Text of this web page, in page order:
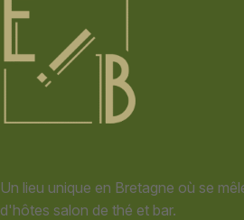
Un lieu unique en Bretagne où se
d'hôtes salon de thé et bar.